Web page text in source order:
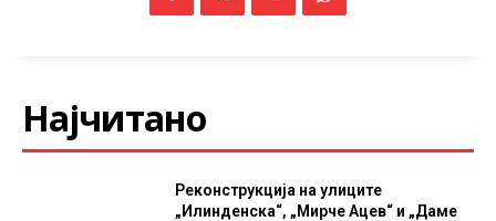
Најчитано
Реконструкција на улиците
„Илинденска“, „Мирче Ацев“ и „Даме